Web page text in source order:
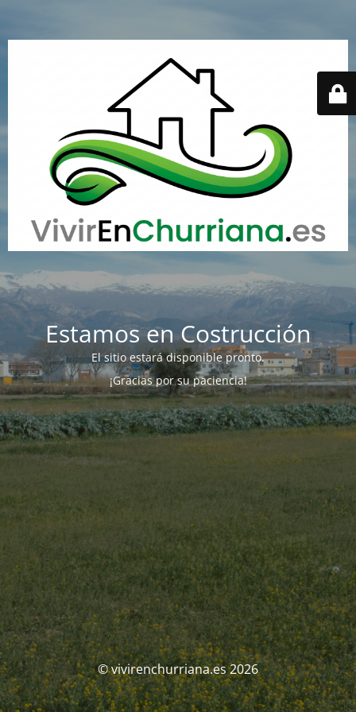
Estamos en Costrucción
El sitio estará disponible pronto.
¡Gracias por su paciencia!
© vivirenchurriana.es 2026